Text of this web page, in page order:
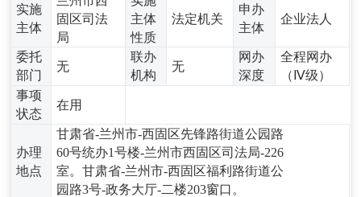
实施
主体
固区司法
局
主体
性质
法定机关
申办
主体
企业法人
委托
部门
无
联办
机构
无
网办
深度
全程网办
（Ⅳ级）
事项
状态
在用
办理
地点
甘肃省-兰州市-西固区先锋路街道公园路
60号统办1号楼-兰州市西固区司法局-226
室。甘肃省-兰州市-西固区福利路街道公
园路3号-政务大厅-二楼203窗口。